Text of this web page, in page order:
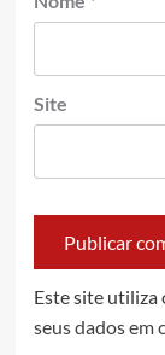
Site
Este site utiliza
seus dados em